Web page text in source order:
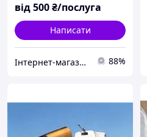
від500₴/послуга
Написати
Інтернет-магазин "САДКО" 88%